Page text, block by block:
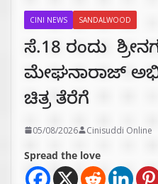
CINI NEWS SANDALWOOD
ಸೆ.18 ರಂದು
ಮೇಘನಾರಾಜ್
ಚಿತ್ರ ತೆರೆಗೆ
05/08/2026 Cinisuddi Online
Spread the love